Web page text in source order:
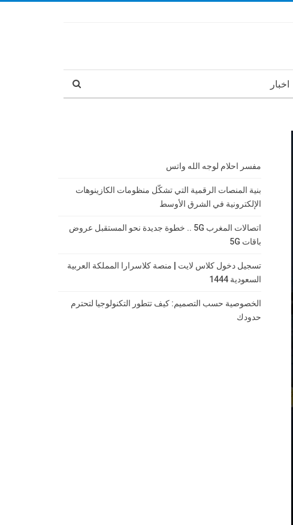
اخبار
مفسر احلام لوجه الله واتس
بنية المنصات الرقمية التي تشكّل منظومات الكازينوهات
الإلكترونية في الشرق الأوسط
اتصالات المغرب 5G .. خطوة جديدة نحو المستقبل عروض
باقات 5G
تسجيل دخول كلاس لايت | منصة كلاسرارا المملكة العربية
السعودية 1444
الخصوصية حسب التصميم: كيف تتطور التكنولوجيا لتحترم
حدودك